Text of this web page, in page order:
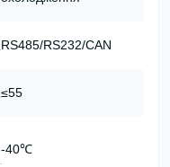
RS485/RS232/CAN
≤55
-40℃